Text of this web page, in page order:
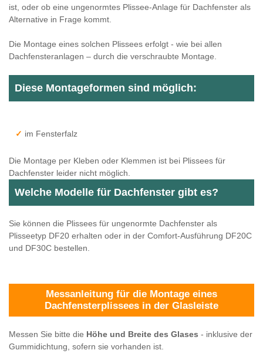
ist, oder ob eine ungenormtes Plissee-Anlage für Dachfenster als
Alternative in Frage kommt.
Die Montage eines solchen Plissees erfolgt - wie bei allen
Dachfensteranlagen – durch die verschraubte Montage.
Diese Montageformen sind möglich:
im Fensterfalz
Die Montage per Kleben oder Klemmen ist bei Plissees für
Dachfenster leider nicht möglich.
Welche Modelle für Dachfenster gibt es?
Sie können die Plissees für ungenormte Dachfenster als
Plisseetyp DF20 erhalten oder in der Comfort-Ausführung DF20C
und DF30C bestellen.
Messanleitung für die Montage eines
Dachfensterplissees in der Glasleiste
Messen Sie bitte die Höhe und Breite des Glases - inklusive der
Gummidichtung, sofern sie vorhanden ist.